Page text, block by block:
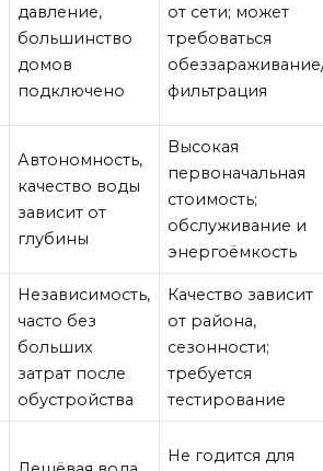
давление,
большинство
домов
подключено
от сети; может
требоваться
фильтрация
Автономность,
качество воды
зависит от
глубины
Высокая
первоначальная
стоимость;
обслуживание и
энергоёмкость
Независимость,
часто без
больших
затрат после
обустройства
Качество зависит
от района,
сезонности;
требуется
тестирование
Не годится для